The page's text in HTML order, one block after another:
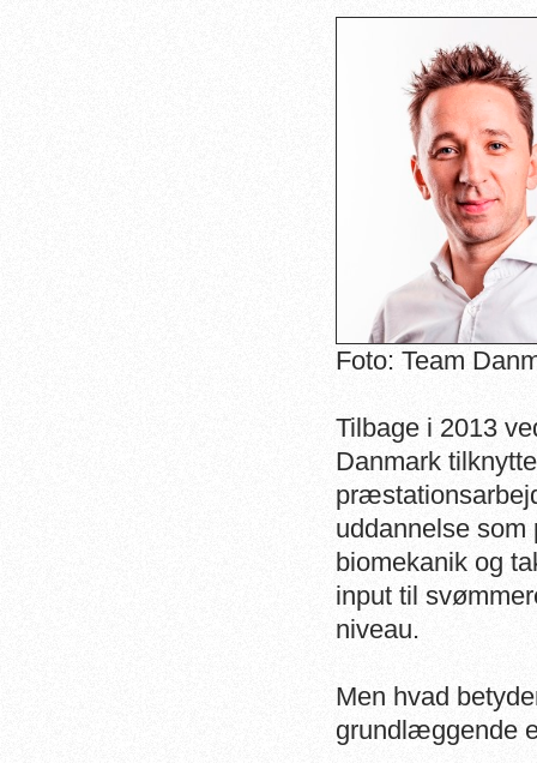
Foto: Team
Tilbage i 2013
Danmark
uddannelse
biomekanik og
input til
niveau.
Men hvad
grundlæggende